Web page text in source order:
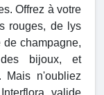
Offrez à votre
rouges, de lys
champagne,
bijoux, et
Mais n'oubliez